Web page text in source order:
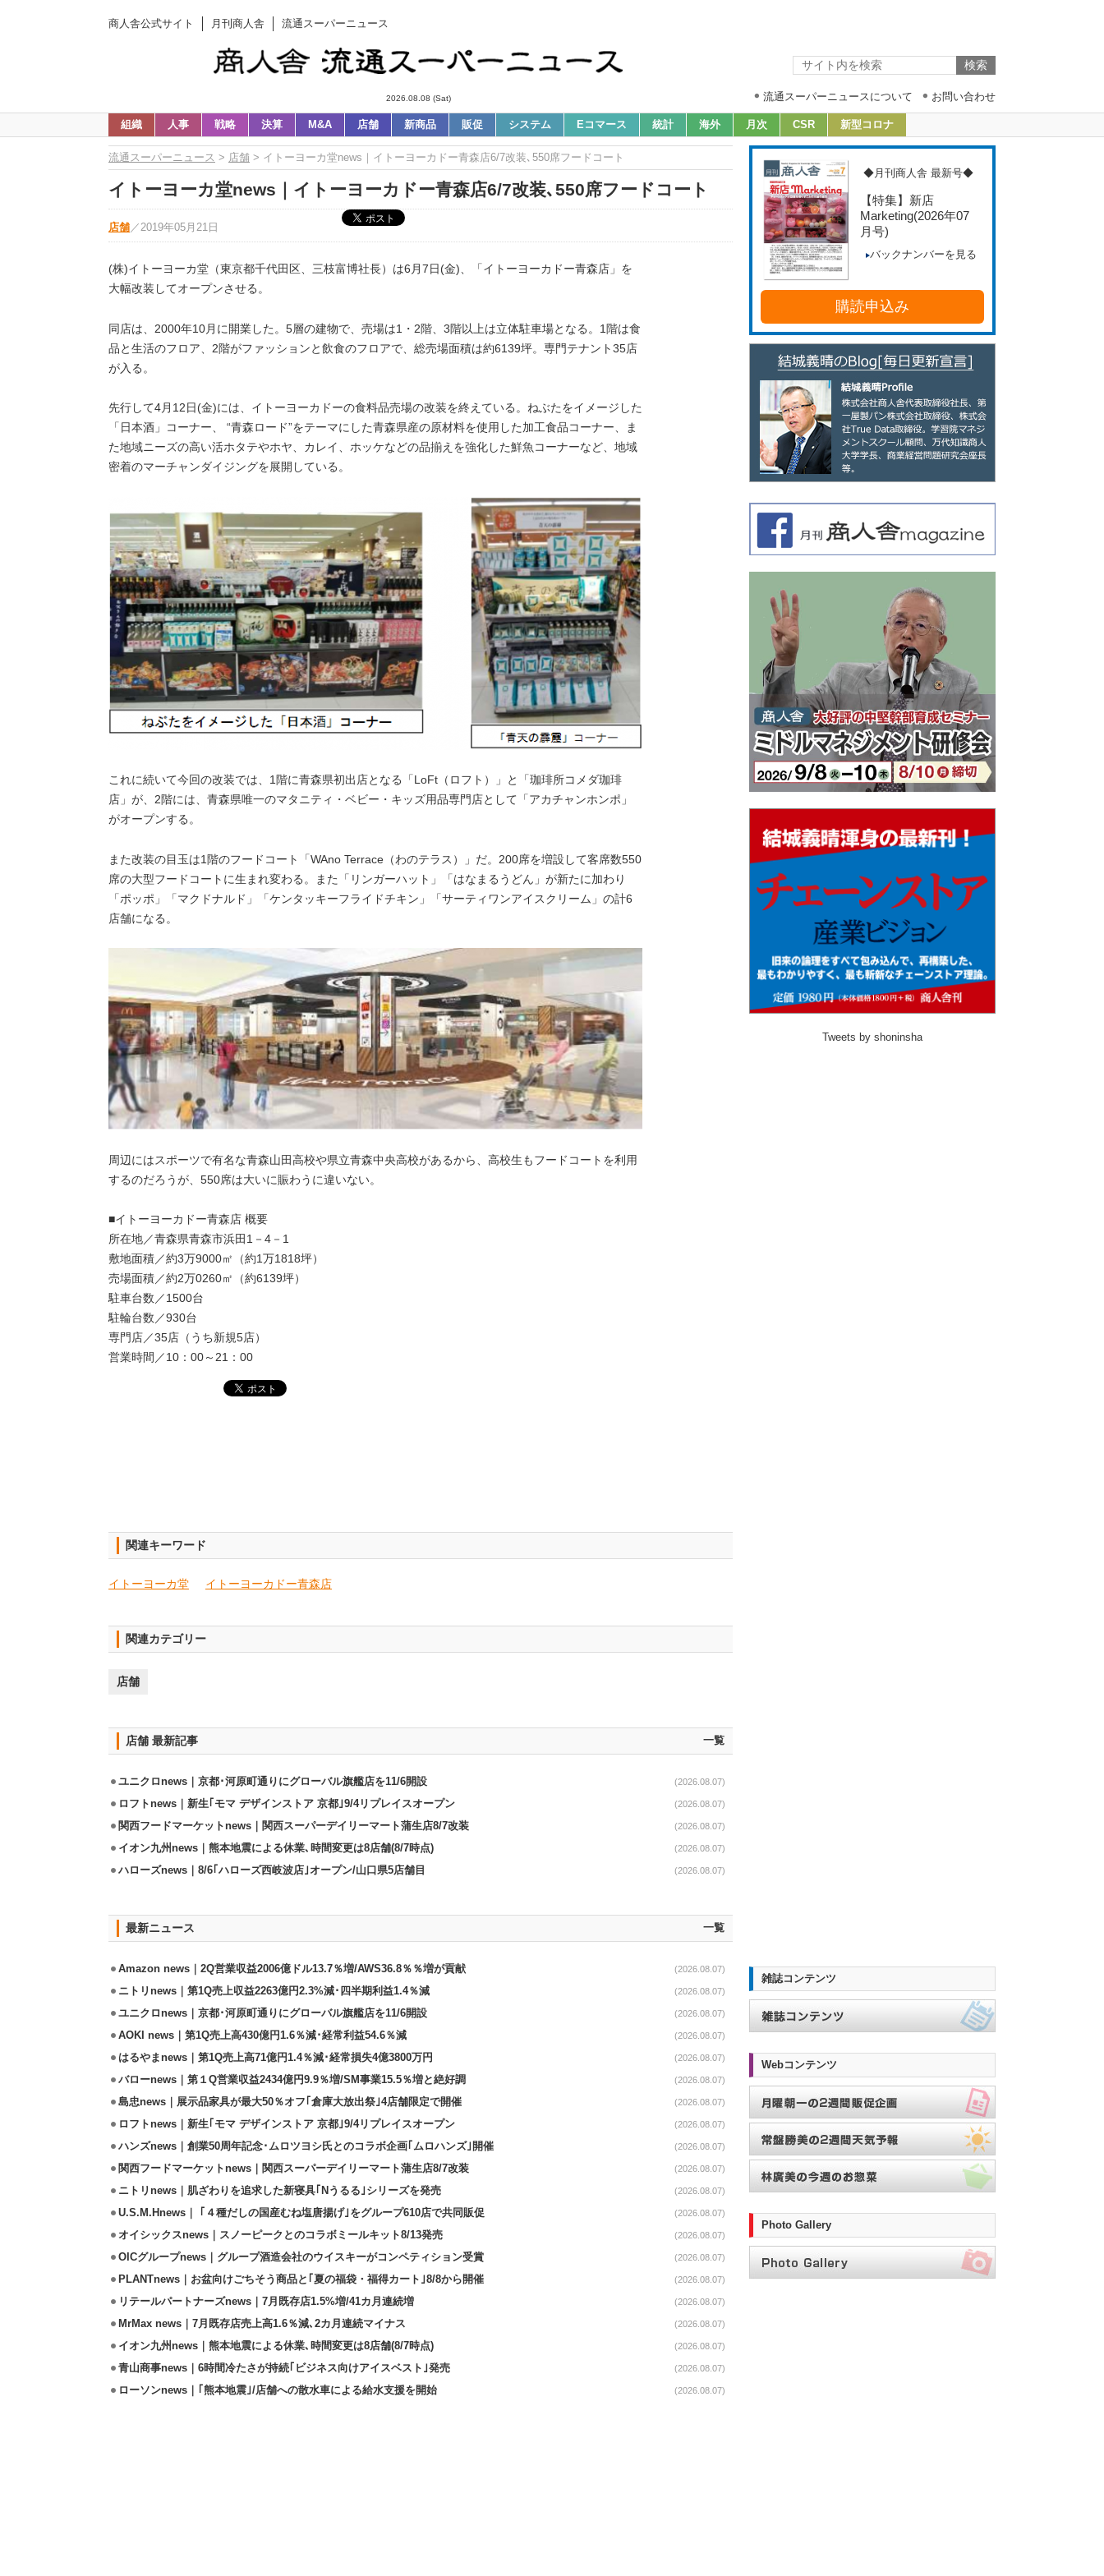
商人舎公式サイト 月刊商人舎 流通スーパーニュース
2026.08.08 (Sat) 流通スーパーニュースについて お問い合わせ
組織 人事 戦略 決算 M&A 店舗 新商品 販促 システム Eコマース 統計 海外 月次 CSR 新型コロナ
流通スーパーニュース > 店舗 > イトーヨーカ堂news｜イトーヨーカドー青森店6/7改装､550席フードコート
イトーヨーカ堂news｜イトーヨーカドー青森店6/7改装､550席フードコート
店舗 ／ 2019年05月21日
(株)イトーヨーカ堂（東京都千代田区、三枝富博社長）は6月7日(金)、「イトーヨーカドー青森店」を
大幅改装してオープンさせる。
同店は、2000年10月に開業した。5層の建物で、売場は1・2階、3階以上は立体駐車場となる。1階は食
品と生活のフロア、2階がファッションと飲食のフロアで、総売場面積は約6139坪。専門テナント35店
が入る。
先行して4月12日(金)には、イトーヨーカドーの食料品売場の改装を終えている。ねぶたをイメージした
「日本酒」コーナー、 “青森ロード”をテーマにした青森県産の原材料を使用した加工食品コーナー、ま
た地域ニーズの高い活ホタテやホヤ、カレイ、ホッケなどの品揃えを強化した鮮魚コーナーなど、地域
密着のマーチャンダイジングを展開している。
これに続いて今回の改装では、1階に青森県初出店となる「LoFt（ロフト）」と「珈琲所コメダ珈琲
店」が、2階には、青森県唯一のマタニティ・ベビー・キッズ用品専門店として「アカチャンホンポ」
がオープンする。
また改装の目玉は1階のフードコート「WAno Terrace（わのテラス）」だ。200席を増設して客席数550
席の大型フードコートに生まれ変わる。また「リンガーハット」「はなまるうどん」が新たに加わり
「ポッポ」「マクドナルド」「ケンタッキーフライドチキン」「サーティワンアイスクリーム」の計6
店舗になる。
周辺にはスポーツで有名な青森山田高校や県立青森中央高校があるから、高校生もフードコートを利用
するのだろうが、550席は大いに賑わうに違いない。
■イトーヨーカドー青森店 概要
所在地／青森県青森市浜田1－4－1
敷地面積／約3万9000㎡（約1万1818坪）
売場面積／約2万0260㎡（約6139坪）
駐車台数／1500台
駐輪台数／930台
専門店／35店（うち新規5店）
営業時間／10：00～21：00
関連キーワード
イトーヨーカ堂 イトーヨーカドー青森店
関連カテゴリー
店舗
店舗 最新記事 一覧
ユニクロnews｜京都･河原町通りにグローバル旗艦店を11/6開設 (2026.08.07)
ロフトnews｜新生｢モマ デザインストア 京都｣9/4リプレイスオープン (2026.08.07)
関西フードマーケットnews｜関西スーパーデイリーマート蒲生店8/7改装 (2026.08.07)
イオン九州news｜熊本地震による休業､時間変更は8店舗(8/7時点) (2026.08.07)
ハローズnews｜8/6｢ハローズ西岐波店｣オープン/山口県5店舗目 (2026.08.07)
最新ニュース 一覧
Amazon news｜2Q営業収益2006億ドル13.7％増/AWS36.8％％増が貢献 (2026.08.07)
ニトリnews｜第1Q売上収益2263億円2.3%減･四半期利益1.4％減 (2026.08.07)
ユニクロnews｜京都･河原町通りにグローバル旗艦店を11/6開設 (2026.08.07)
AOKI news｜第1Q売上高430億円1.6％減･経常利益54.6％減 (2026.08.07)
はるやまnews｜第1Q売上高71億円1.4％減･経常損失4億3800万円 (2026.08.07)
バローnews｜第１Q営業収益2434億円9.9％増/SM事業15.5％増と絶好調 (2026.08.07)
島忠news｜展示品家具が最大50％オフ｢倉庫大放出祭｣4店舗限定で開催 (2026.08.07)
ロフトnews｜新生｢モマ デザインストア 京都｣9/4リプレイスオープン (2026.08.07)
ハンズnews｜創業50周年記念･ムロツヨシ氏とのコラボ企画｢ムロハンズ｣開催 (2026.08.07)
関西フードマーケットnews｜関西スーパーデイリーマート蒲生店8/7改装 (2026.08.07)
ニトリnews｜肌ざわりを追求した新寝具｢Nうるる｣シリーズを発売 (2026.08.07)
U.S.M.Hnews｜ ｢４種だしの国産むね塩唐揚げ｣をグループ610店で共同販促 (2026.08.07)
オイシックスnews｜スノーピークとのコラボミールキット8/13発売 (2026.08.07)
OICグループnews｜グループ酒造会社のウイスキーがコンペティション受賞 (2026.08.07)
PLANTnews｜お盆向けごちそう商品と｢夏の福袋・福得カート｣8/8から開催 (2026.08.07)
リテールパートナーズnews｜7月既存店1.5%増/41カ月連続増 (2026.08.07)
MrMax news｜7月既存店売上高1.6％減､2カ月連続マイナス (2026.08.07)
イオン九州news｜熊本地震による休業､時間変更は8店舗(8/7時点) (2026.08.07)
青山商事news｜6時間冷たさが持続｢ビジネス向けアイスベスト｣発売 (2026.08.07)
ローソンnews｜｢熊本地震｣/店舗への散水車による給水支援を開始 (2026.08.07)
◆月刊商人舎 最新号◆
【特集】新店
Marketing(2026年07
月号)
バックナンバーを見る
購読申込み
Tweets by shoninsha
雑誌コンテンツ
Webコンテンツ
Photo Gallery